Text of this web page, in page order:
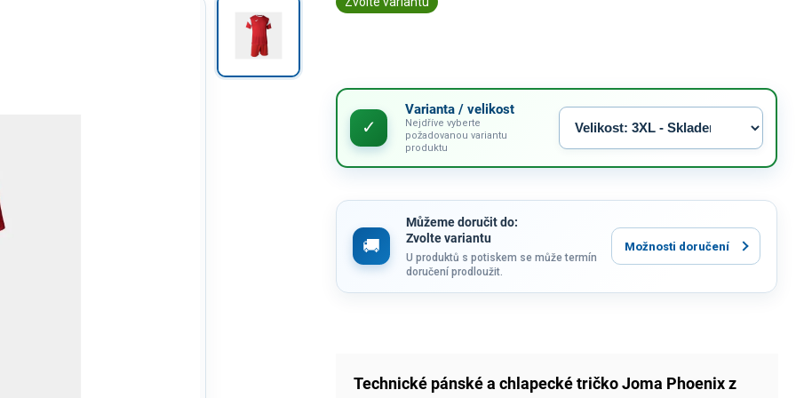
Varianta / velikost
Nejdříve vyberte
požadovanou variantu
produktu
Můžeme doručit do:
Zvolte variantu
U produktů s potiskem se může termín
doručení prodloužit.
Možnosti doručení
Technické pánské a chlapecké tričko Joma Phoenix z